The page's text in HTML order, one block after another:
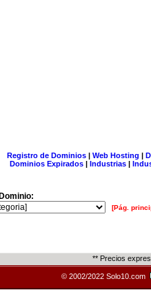
Registro de Dominios| Web Hosting |
Dominios Expirados | Industrias |
[Pág.
** Precios
© 2002/2022 Solo10.com